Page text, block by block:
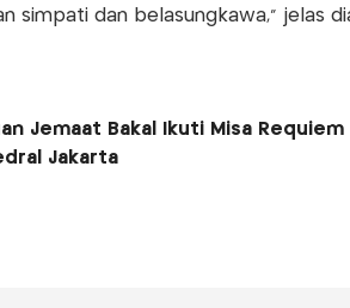
simpati dan belasungkawa,” jelas
Jemaat Bakal Ikuti Misa
Jakarta